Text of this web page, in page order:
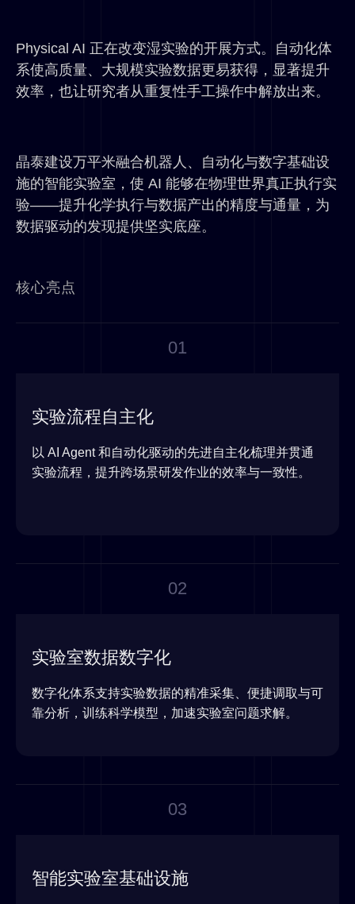
Physical AI 正在改变湿实验的开展方式。自动化体
系使高质量、大规模实验数据更易获得，显著提升
效率，也让研究者从重复性手工操作中解放出来。
晶泰建设万平米融合机器人、自动化与数字基础设
施的智能实验室，使 AI 能够在物理世界真正执行实
验——提升化学执行与数据产出的精度与通量，为
数据驱动的发现提供坚实底座。
核心亮点
01
实验流程自主化
以 AI Agent 和自动化驱动的先进自主化梳理并贯通
实验流程，提升跨场景研发作业的效率与一致性。
02
实验室数据数字化
数字化体系支持实验数据的精准采集、便捷调取与可
靠分析，训练科学模型，加速实验室问题求解。
03
智能实验室基础设施